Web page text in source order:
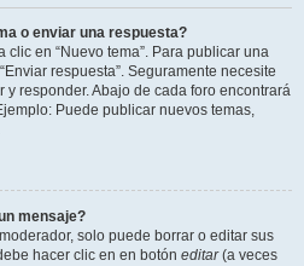
o enviar una respuesta?
en “Nuevo tema”. Para publicar una
respuesta”. Seguramente necesite
responder. Abajo de cada foro encontrará
Puede publicar nuevos temas,
mensaje?
solo puede borrar o editar sus
hacer clic en en botón editar(a veces